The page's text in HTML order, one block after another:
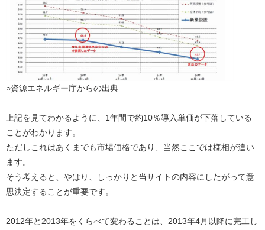
○資源エネルギー庁からの出典
上記を見てわかるように、1年間で約10％導入単価が下落している
ことがわかります。
ただしこれはあくまでも市場価格であり、当然ここでは様相が違い
ます。
そう考えると、やはり、しっかりと当サイトの内容にしたがって意
思決定することが重要です。
2012年と2013年をくらべて変わることは、2013年4月以降に完工し